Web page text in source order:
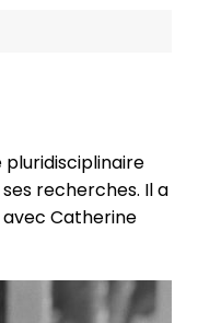
recherches. Il a
Catherine